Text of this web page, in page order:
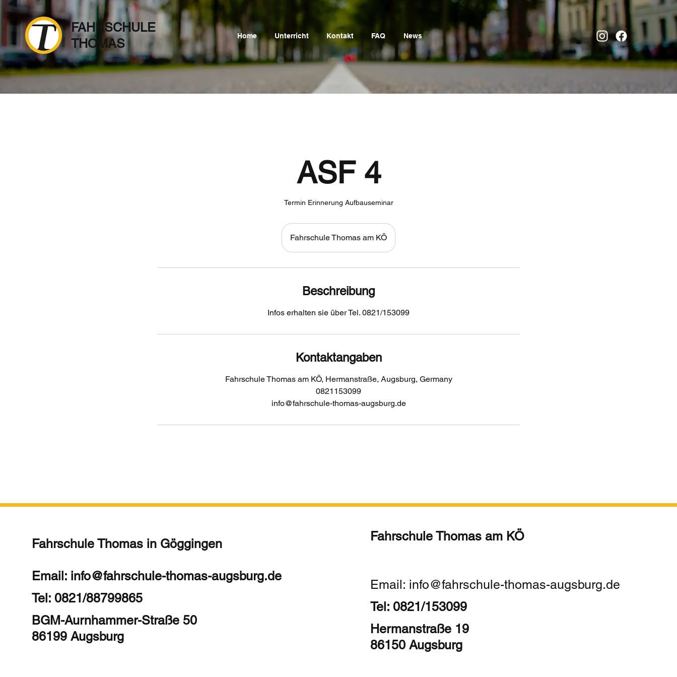
FAHRSCHULE
THOMAS
Home Unterricht Kontakt FAQ News
ASF 4
Termin Erinnerung Aufbauseminar
Fahrschule Thomas am KÖ
Beschreibung
Infos erhalten sie über Tel. 0821/153099
Kontaktangaben
Fahrschule Thomas am KÖ, Hermanstraße, Augsburg, Germany
0821153099
info@fahrschule-thomas-augsburg.de
Fahrschule Thomas in Göggingen
Email: info@fahrschule-thomas-augsburg.de
Tel: 0821/88799865
BGM-Aurnhammer-Straße 50
86199 Augsburg
Fahrschule Thomas am KÖ
Email: info@fahrschule-thomas-augsburg.de
Tel: 0821/153099
Hermanstraße 19
86150 Augsburg